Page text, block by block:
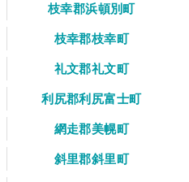
枝幸郡浜頓別町
枝幸郡枝幸町
礼文郡礼文町
利尻郡利尻富士町
網走郡美幌町
斜里郡斜里町